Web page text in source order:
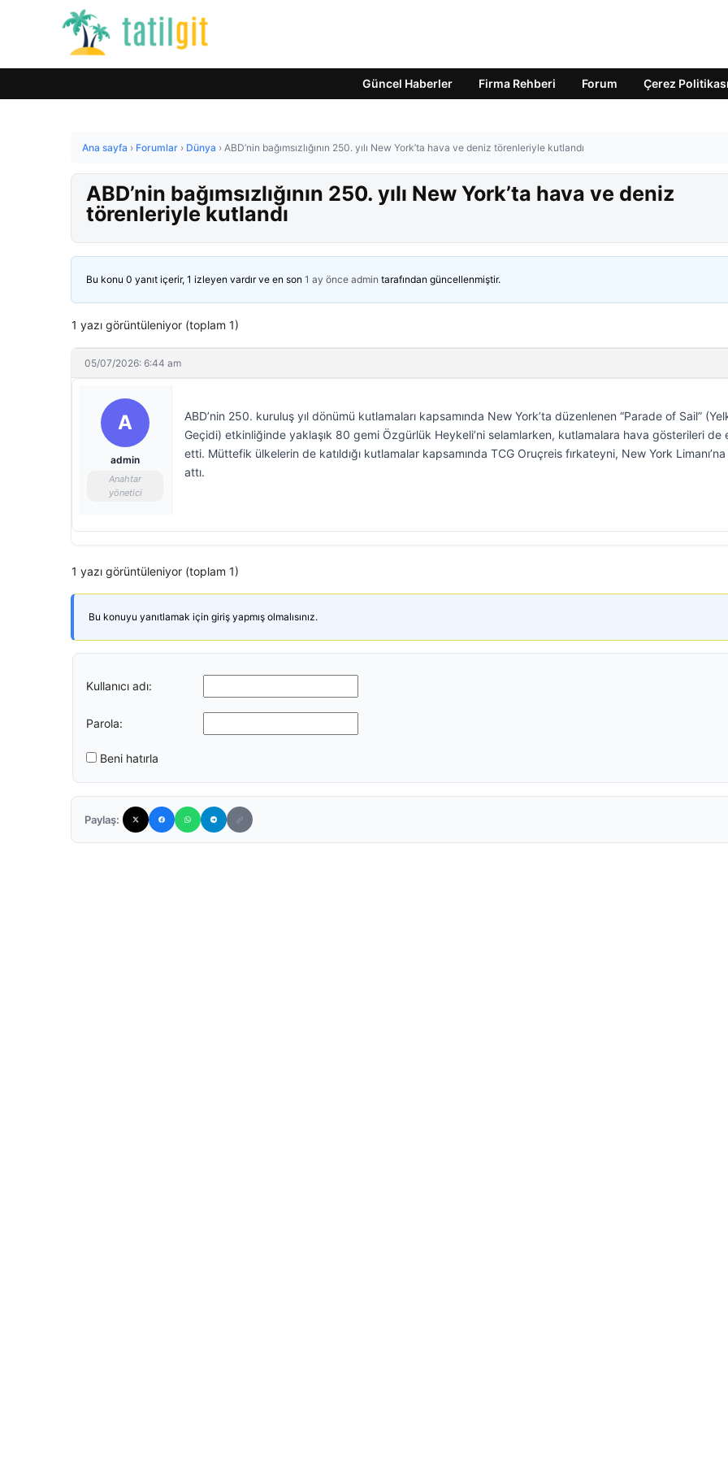
Güncel Haberler Firma Rehberi Forum Çerez Politikası
Ana sayfa › Forumlar › Dünya › ABD’nin bağımsızlığının 250. yılı New York’ta hava ve deniz törenleriyle kutlandı
ABD’nin bağımsızlığının 250. yılı New York’ta hava ve deniz
törenleriyle kutlandı
Bu konu 0 yanıt içerir, 1 izleyen vardır ve en son 1 ay önce admin tarafından güncellenmiştir.
1 yazı görüntüleniyor (toplam 1)
05/07/2026: 6:44 am
A
admin
Anahtar
yönetici
ABD’nin 250. kuruluş yıl dönümü kutlamaları kapsamında New York’ta düzenlenen “Parade of Sail”
Geçidi) etkinliğinde yaklaşık 80 gemi Özgürlük Heykeli’ni selamlarken, kutlamalara hava gösterileri de
etti. Müttefik ülkelerin de katıldığı kutlamalar kapsamında TCG Oruçreis fırkateyni, New York
attı.
1 yazı görüntüleniyor (toplam 1)
Bu konuyu yanıtlamak için giriş yapmış olmalısınız.
Kullanıcı adı:
Parola:
Beni hatırla
Paylaş: